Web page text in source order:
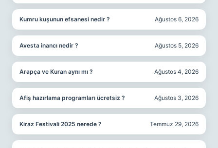
Kumru kuşunun efsanesi nedir ? Ağustos 6, 2026
Avesta inancı nedir ? Ağustos 5, 2026
Arapça ve Kuran aynı mı ? Ağustos 4, 2026
Afiş hazırlama programları ücretsiz ? Ağustos 3, 2026
Kiraz Festivali 2025 nerede ? Temmuz 29, 2026